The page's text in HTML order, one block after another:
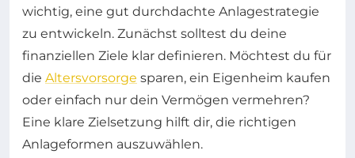
wichtig, eine gut durchdachte Anlagestrategie
zu entwickeln. Zunächst solltest du deine
finanziellen Ziele klar definieren. Möchtest du für
die Altersvorsorge sparen, ein Eigenheim kaufen
oder einfach nur dein Vermögen vermehren?
Eine klare Zielsetzung hilft dir, die richtigen
Anlageformen auszuwählen.